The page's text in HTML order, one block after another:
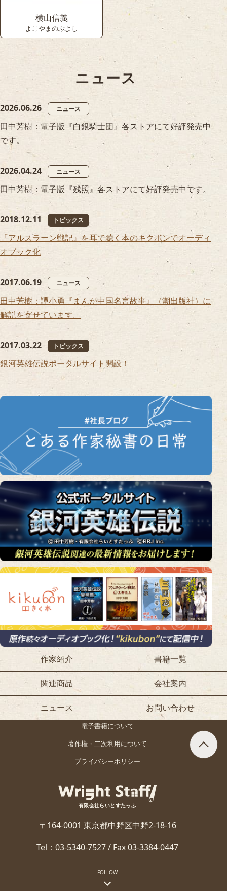
横山信義
よこやまのぶよし
ニュース
2026.06.26 ニュース
田中芳樹：電子版『白銀騎士団』各ストアにて好評発売中
です。
2026.04.24 ニュース
田中芳樹：電子版『残照』各ストアにて好評発売中です。
2018.12.11 トピックス
『アルスラーン戦記』を耳で聴く本のキクボンでオーディ
オブック化
2017.06.19 ニュース
田中芳樹：譚小勇『まんが中国名言故事』（潮出版社）に
解説を寄せています。
2017.03.22 トピックス
銀河英雄伝説ポータルサイト開設！
作家紹介 書籍一覧
関連商品 会社案内
ニュース お問い合わせ
電子書籍について
著作権・二次利用について
プライバシーポリシー
有限会社らいとすたっふ
〒164-0001 東京都中野区中野2-18-16
Tel：03-5340-7527 / Fax 03-3384-0447
FOLLOW